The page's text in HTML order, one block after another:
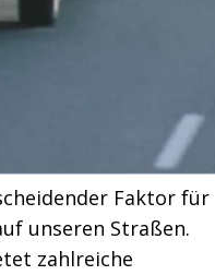
Faktor für
unseren Straßen.
zahlreiche